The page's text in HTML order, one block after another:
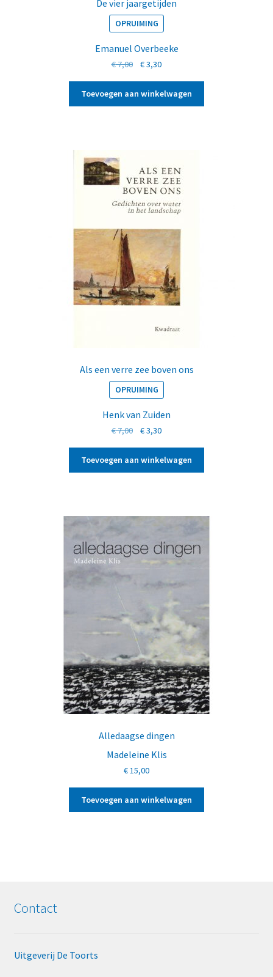
De vier jaargetijden
OPRUIMING
Emanuel Overbeeke
€7,00
Oorspronkelijke
prijs
was:
€ 7,00.
€3,30Huidige
prijs
is:
€ 3,30.
Toevoegen aan winkelwagen
Als een verre zee boven ons
OPRUIMING
Henk van Zuiden
€7,00
Oorspronkelijke
prijs
was:
€ 7,00.
€3,30Huidige
prijs
is:
€ 3,30.
Toevoegen aan winkelwagen
Alledaagse dingen
Madeleine Klis
€15,00
Toevoegen aan winkelwagen
Contact
Uitgeverij De Toorts